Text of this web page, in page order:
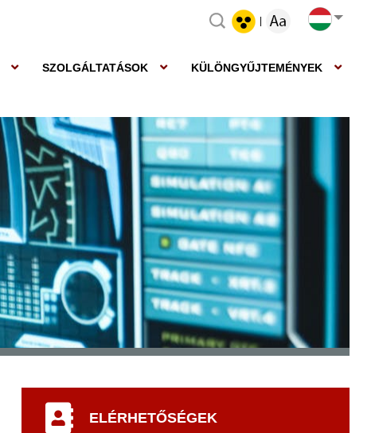
|
SZOLGÁLTATÁSOK KÜLÖNGYŰJTEMÉNYEK
ELÉRHETŐSÉGEK